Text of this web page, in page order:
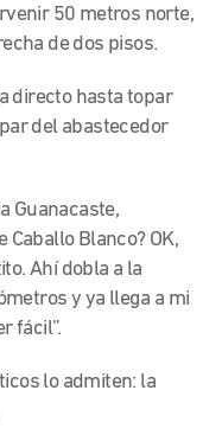
50 metros norte,
de dos pisos.
directo hasta topar
del abastecedor
Guanacaste,
Blanco? OK,
Ahí dobla a la
y ya llega a mi
fácil”.
lo admiten: la